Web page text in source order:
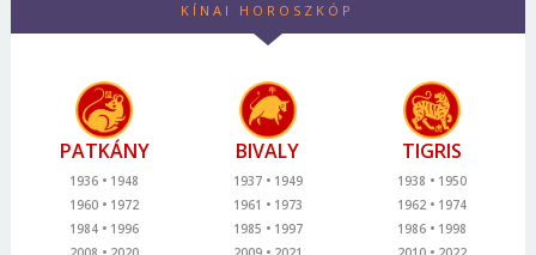
KÍNAI HOROSZKÓP
PATKÁNY
1936
1948
1960
1972
1984
1996
BIVALY
1937
1949
1961
1973
1985
1997
TIGRIS
1938
1950
1962
1974
1986
1998